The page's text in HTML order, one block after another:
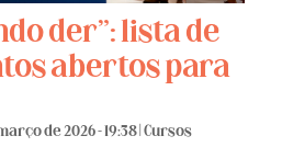
der”: lista de
abertos para
de 2026 - 19:38 |Cursos